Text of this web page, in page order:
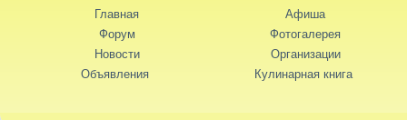
Главная
Форум
Новости
Объявления
Афиша
Фотогалерея
Организации
Кулинарная книга